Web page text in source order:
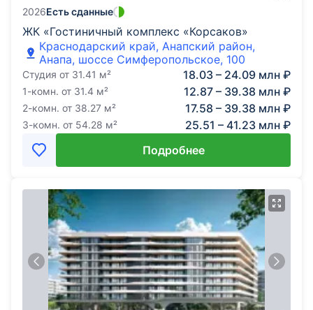
ЖК «Гостиничный комплекс «Корсаков»
2026Есть сданные
Краснодарский край, Анапский район,
Анапа, шоссе Симферопольское, 100
Студия от 31.41 м² 18.03 – 24.09 млн ₽
1-комн. от 31.4 м² 12.87 – 39.38 млн ₽
2-комн. от 38.27 м² 17.58 – 39.38 млн ₽
3-комн. от 54.28 м²
25.51 – 41.23 млн ₽
Подробнее